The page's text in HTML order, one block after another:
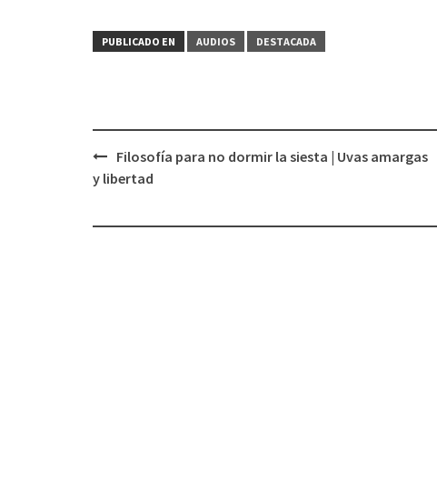
PUBLICADO EN AUDIOS DESTACADA
Navegación
de
Filosofía para no dormir la siesta | Uvas amargas
y libertad